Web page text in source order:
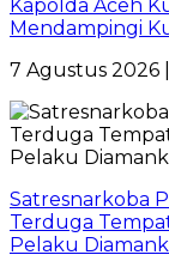
Kapolda Aceh
Mendampingi
7 Agustus 2026
Satresnarkoba
Terduga
Pelaku